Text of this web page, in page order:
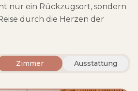
nur ein Rückzugsort, sondern
durch die Herzen der
Zimmer Ausstattung